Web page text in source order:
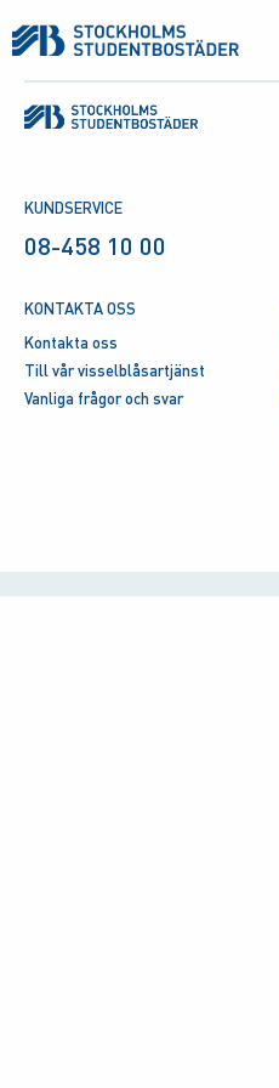
KUNDSERVICE
08-458 10 00
KONTAKTA OSS
Kontakta oss
Till vår visselblåsartjänst
Vanliga frågor och svar